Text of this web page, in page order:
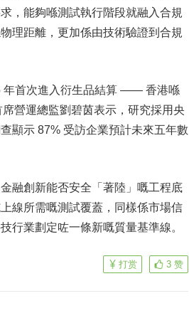
，能夠喺測試執行階段就融入合規
理距離，更加係由技術驗證到合規
年首次進入衍生品結算 —— 香港喺
營運總監劉碧茵表示，研究採用央
顯示 87% 受訪企業預計未來五年數
融創新能否安全「著陸」嘅工程底
線所需嘅測試覆蓋，同樣係市場信
行業劃定咗一條新嘅質量基準線。
3 赞
打赏